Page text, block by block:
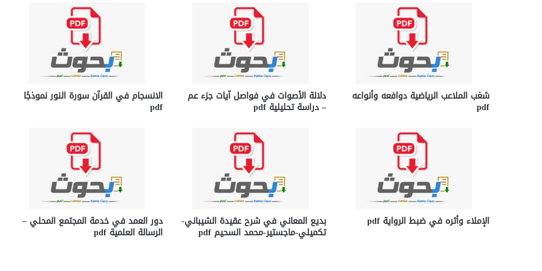
شغب الملاعب الرياضية دوافعه وأنواعه
pdf
دلالة الأصوات في فواصل آيات جزء عم
– دراسة تحليلية pdf
الانسجام في القرآن سورة النور نموذجًا
pdf
الإملاء وأثره في ضبط الرواية pdf بديع المعاني في شرح عقيدة الشيباني-
تكميلي-ماجستير-محمد السحيم pdf
دور العمد في خدمة المجتمع المحلي –
الرسالة العلمية pdf